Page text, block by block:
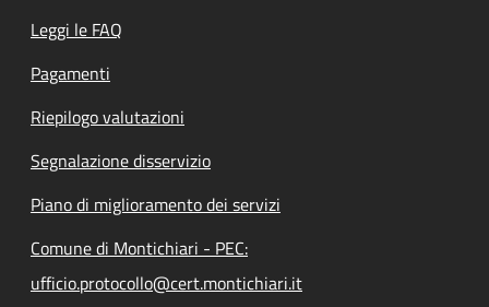
Leggi le FAQ
Pagamenti
Riepilogo valutazioni
Segnalazione disservizio
Piano di miglioramento dei servizi
Comune di Montichiari - PEC:
ufficio.protocollo@cert.montichiari.it